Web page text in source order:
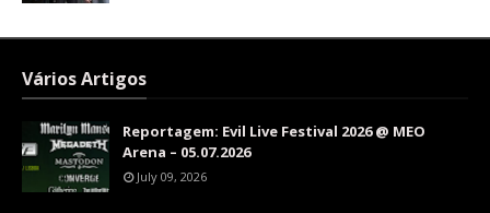
Vários Artigos
Reportagem: Evil Live Festival 2026 @ MEO
Arena – 05.07.2026
July 09, 2026